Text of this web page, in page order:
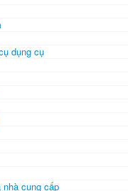
dụng cụ
cung cấp